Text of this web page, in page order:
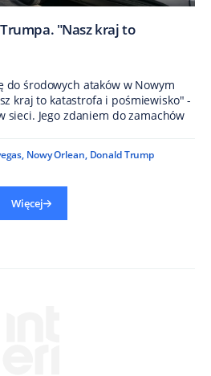
"Nasz kraj to
do środowych ataków w Nowym
kraj to katastrofa i pośmiewisko" -
sieci. Jego zdaniem do zamachów
, Nowy Orlean, Donald Trump
Więcej